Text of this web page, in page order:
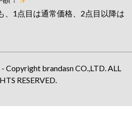
、1点目は通常価格、2点目以降は
brandasn CO.,LTD. ALL
RESERVED.